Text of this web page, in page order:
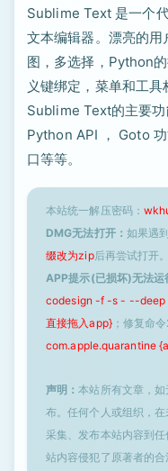
Sublime Text 是一个
文本编辑器。漂亮的
图，多选择，Python
义键绑定，菜单和工具
Sublime Text的主要
Python API ， Goto
口等等。
本站统一解压密码：
DMG无法打开： 如果遇
缀改为zip后再尝试打开。
APP提示(已损坏)无法运
codesign -f -s - --deep
直接拖入app}；修复命令
com.apple.quarantine
声明：本站所有文章，
布。任何个人或组织，在
采集、发布本站内容到
站内容侵犯了原著者的合